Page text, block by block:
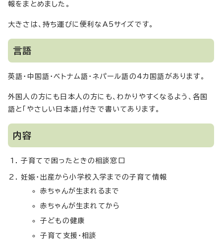
報をまとめました。
大きさは、持ち運びに便利なA5サイズです。
言語
英語・中国語・ベトナム語・ネパール語の4カ国語があります。
外国人の方にも日本人の方にも、わかりやすくなるよう、各国
語と「やさしい日本語」付きで書いてあります。
内容
子育てで困ったときの相談窓口
妊娠・出産から小学校入学までの子育て情報
赤ちゃんが生まれるまで
赤ちゃんが生まれてから
子どもの健康
子育て支援・相談